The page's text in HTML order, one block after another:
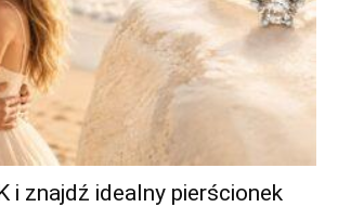
i znajdź idealny pierścionek